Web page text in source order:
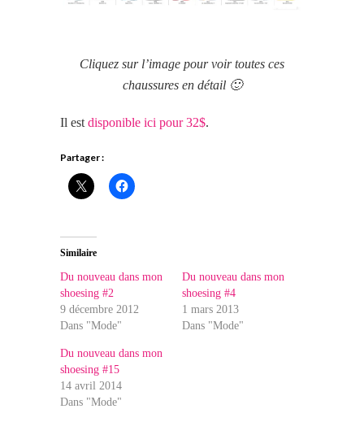
Cliquez sur l’image pour voir toutes ces
chaussures en détail 🙂
Il est disponible ici pour 32$.
Partager :
Similaire
Du nouveau dans mon
shoesing #2
9 décembre 2012
Dans "Mode"
Du nouveau dans mon
shoesing #4
1 mars 2013
Dans "Mode"
Du nouveau dans mon
shoesing #15
14 avril 2014
Dans "Mode"